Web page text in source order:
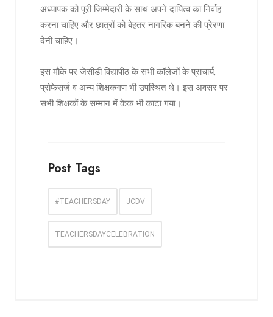
अध्यापक को पूरी जिम्मेदारी के साथ अपने दायित्व का निर्वाह
करना चाहिए और छात्रों को बेहतर नागरिक बनने की प्रेरणा
देनी चाहिए।
इस मौके पर जेसीडी विद्यापीठ के सभी कॉलेजों के प्राचार्य,
प्रोफेसर्ज़ व अन्य शिक्षकगण भी उपस्थित थे। इस अवसर पर
सभी शिक्षकों के सम्मान में केक भी काटा गया।
Post Tags
#TEACHERSDAY JCDV
TEACHERSDAYCELEBRATION